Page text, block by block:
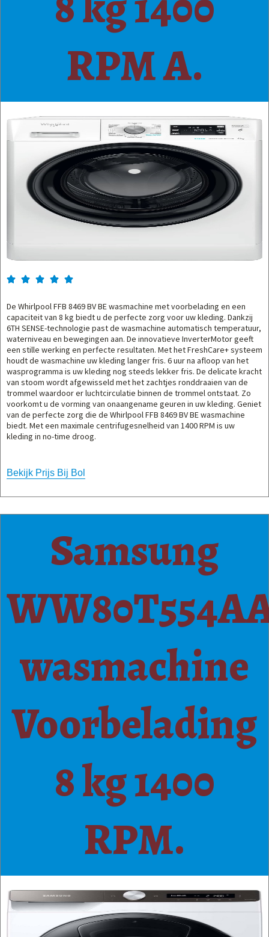
RPM A.
    
De Whirlpool FFB 8469 BV BE wasmachine met voorbelading en een
capaciteit van 8 kg biedt u de perfecte zorg voor uw kleding. Dankzij
6TH SENSE-technologie past de wasmachine automatisch temperatuur,
waterniveau en bewegingen aan. De innovatieve InverterMotor geeft
een stille werking en perfecte resultaten. Met het FreshCare+ systeem
houdt de wasmachine uw kleding langer fris. 6 uur na afloop van het
wasprogramma is uw kleding nog steeds lekker fris. De delicate kracht
van stoom wordt afgewisseld met het zachtjes ronddraaien van de
trommel waardoor er luchtcirculatie binnen de trommel ontstaat. Zo
voorkomt u de vorming van onaangename geuren in uw kleding. Geniet
van de perfecte zorg die de Whirlpool FFB 8469 BV BE wasmachine
biedt. Met een maximale centrifugesnelheid van 1400 RPM is uw
kleding in no-time droog.
Bekijk Prijs Bij Bol
Samsung
wasmachine
Voorbelading
8 kg 1400
RPM.